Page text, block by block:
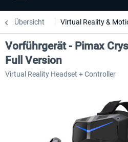
Übersicht Virtual Reality &
Vorführgerät - Pimax
Full Version
Virtual Reality Headset + Controller